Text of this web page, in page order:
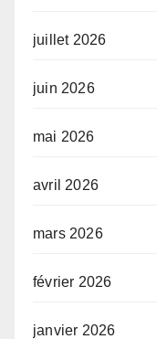
juillet 2026
juin 2026
mai 2026
avril 2026
mars 2026
février 2026
janvier 2026